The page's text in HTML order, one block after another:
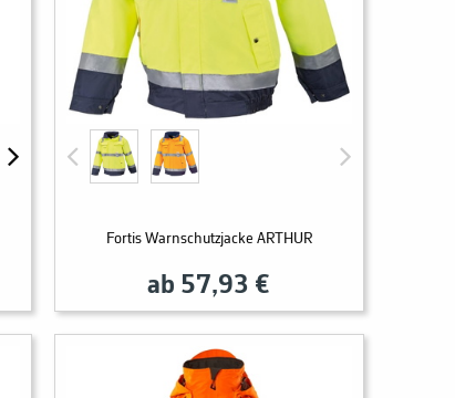
Fortis Warnschutzjacke ARTHUR
ab 57,93 €